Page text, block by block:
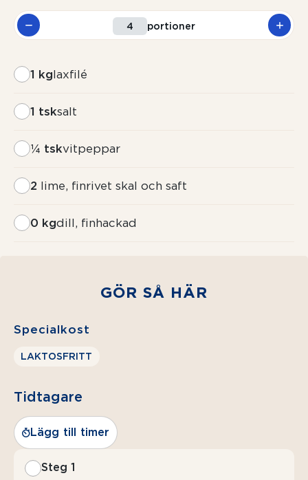
portioner
1 kglaxfilé
1 tsksalt
¼ tskvitpeppar
2 lime, finrivet skal och saft
0 kgdill, finhackad
GÖR SÅ HÄR
Specialkost
LAKTOSFRITT
Tidtagare
Lägg till timer
Steg 1